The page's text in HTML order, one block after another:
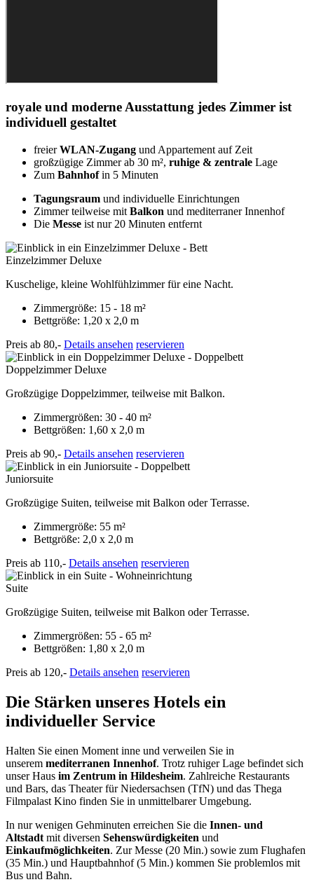
royale und moderne Ausstattung jedes Zimmer ist
individuell gestaltet
freierWLAN-Zugang und Appartement auf Zeit
großzügige Zimmer ab 30 m², ruhige & zentrale Lage
Zum Bahnhofin 5 Minuten
Tagungsraum und individuelle Einrichtungen
Zimmer teilweise mit Balkon und mediterraner Innenhof
Die Messe ist nur 20 Minuten entfernt
Einzelzimmer Deluxe
Kuschelige, kleine Wohlfühlzimmer für eine Nacht.
Zimmergröße: 15 - 18 m²
Bettgröße: 1,20 x 2,0 m
Preis ab 80,- Details ansehen reservieren
Doppelzimmer Deluxe
Großzügige Doppelzimmer, teilweise mit Balkon.
Zimmergrößen: 30 - 40 m²
Bettgrößen: 1,60 x 2,0 m
Preis ab 90,- Details ansehen reservieren
Juniorsuite
Großzügige Suiten, teilweise mit Balkon oder Terrasse.
Zimmergröße: 55 m²
Bettgröße: 2,0 x 2,0 m
Preis ab 110,- Details ansehen reservieren
Suite
Großzügige Suiten, teilweise mit Balkon oder Terrasse.
Zimmergrößen: 55 - 65 m²
Bettgrößen: 1,80 x 2,0 m
Preis ab 120,- Details ansehen reservieren
Die Stärken unseres Hotels ein
individueller Service
Halten Sie einen Moment inne und verweilen Sie in
unserem mediterranen Innenhof. Trotz ruhiger Lage befindet sich
unser Haus im Zentrum in Hildesheim. Zahlreiche Restaurants
und Bars, das Theater für Niedersachsen (TfN) und das Thega
Filmpalast Kino finden Sie in unmittelbarer Umgebung.
In nur wenigen Gehminuten erreichen Sie die Innen- und
Altstadt mit diversen Sehenswürdigkeiten und
Einkaufmöglichkeiten. Zur Messe (20 Min.) sowie zum Flughafen
(35 Min.) und Hauptbahnhof (5 Min.) kommen Sie problemlos mit
Bus und Bahn.